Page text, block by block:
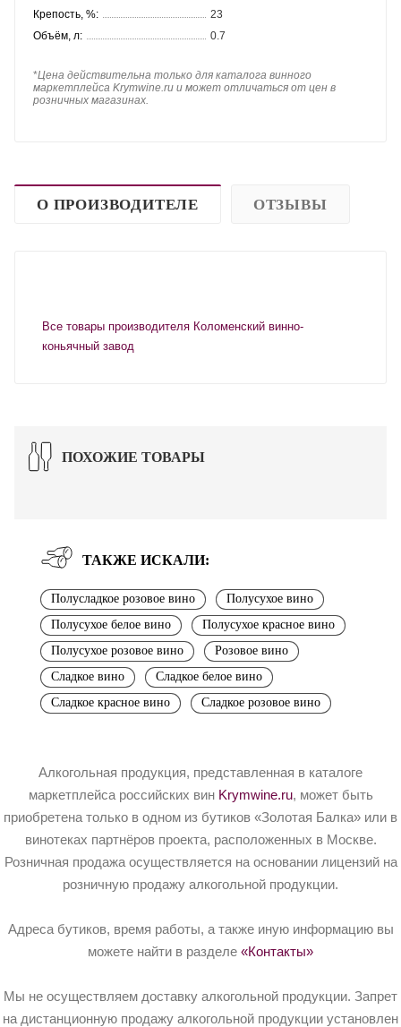
Крепость, %:
23
Объём, л:
0.7
*Цена действительна только для каталога винного
маркетплейса Krymwine.ru и может отличаться от цен в
розничных магазинах.
О ПРОИЗВОДИТЕЛЕ ОТЗЫВЫ
Все товары производителя Коломенский винно-
коньячный завод
ПОХОЖИЕ ТОВАРЫ
ТАКЖЕ ИСКАЛИ:
Полусладкое розовое вино
Полусухое вино
Полусухое белое вино
Полусухое красное вино
Полусухое розовое вино
Розовое вино
Сладкое вино
Сладкое белое вино
Сладкое красное вино
Сладкое розовое вино
Алкогольная продукция, представленная в каталоге
маркетплейса российских вин Krymwine.ru, может быть
приобретена только в одном из бутиков «Золотая Балка» или в
винотеках партнёров проекта, расположенных в Москве.
Розничная продажа осуществляется на основании лицензий на
розничную продажу алкогольной продукции.
Адреса бутиков, время работы, а также иную информацию вы
можете найти в разделе «Контакты»
Мы не осуществляем доставку алкогольной продукции. Запрет
на дистанционную продажу алкогольной продукции установлен